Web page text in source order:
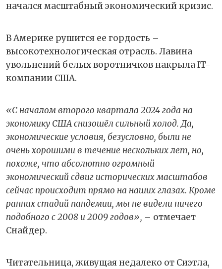
начался масштабный экономический кризис.
В Америке рушится ее гордость –
высокотехнологическая отрасль. Лавина
увольнений белых воротничков накрыла IT-
компании США.
«C началом второго квартала 2024 года на
экономику США снизошёл сильный холод. Да,
экономические условия, безусловно, были не
очень хорошими в течение нескольких лет, но,
похоже, что абсолютно огромный
экономический сдвиг исторических масштабов
сейчас происходит прямо на наших глазах. Кроме
ранних стадий пандемии, мы не видели ничего
подобного с 2008 и 2009 годов», – отмечает
Снайдер.
Читательница, живущая недалеко от Сиэтла,